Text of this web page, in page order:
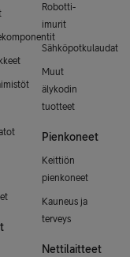
Robotti-
imurit
Sähköpotkulaudat
Muut
älykodin
tuotteet
Pienkoneet
Keittiön
pienkoneet
Kauneus ja
terveys
Nettilaitteet